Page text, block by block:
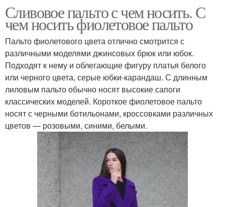
Сливовое пальто с чем носить. С
чем носить фиолетовое пальто
Пальто фиолетового цвета отлично смотрится с
различными моделями джинсовых брюк или юбок.
Подходят к нему и облегающие фигуру платья белого
или черного цвета, серые юбки-карандаш. С длинным
лиловым пальто обычно носят высокие сапоги
классических моделей. Короткое фиолетовое пальто
носят с черными ботильонами, кроссовками различных
цветов — розовыми, синими, белыми.